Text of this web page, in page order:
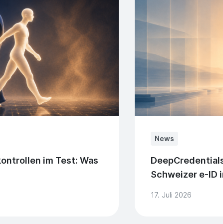
im Test: Was
News
Schweizer e-ID
17. Juli 2026